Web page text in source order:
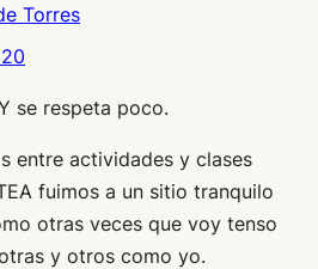
Torres
se respeta poco.
entre actividades y clases
fuimos a un sitio tranquilo
otras veces que voy tenso
y otros como yo.